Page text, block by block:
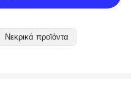
Νεκρικά προϊόντα